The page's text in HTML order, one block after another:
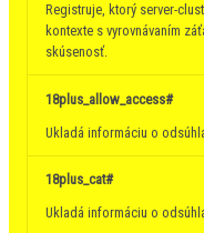
Registruje, ktorý server-
kontexte s vyrovnávaním
skúsenosť.
18plus_allow_access#
Ukladá informáciu o
18plus_cat#
Ukladá informáciu o